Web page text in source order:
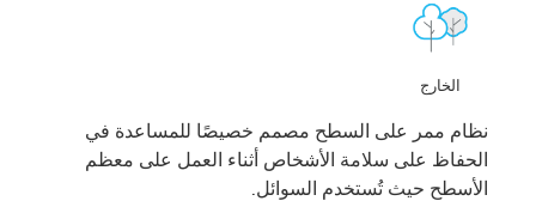
الخارج
نظام ممر على السطح مصمم خصيصًا للمساعدة في
الحفاظ على سلامة الأشخاص أثناء العمل على معظم
الأسطح حيث تُستخدم السوائل.